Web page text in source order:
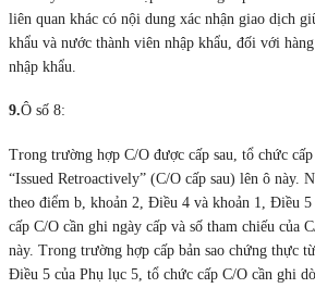
liên quan khác có nội dung xác nhận giao dịch
khẩu và nước thành viên nhập khẩu, đối với
nhập khẩu.
9.Ô số 8:
Trong trường hợp C/O được cấp sau, tổ chức
“Issued Retroactively” (C/O cấp sau) lên ô này.
theo điểm b, khoản 2, Điều 4 và khoản 1, Điều
cấp C/O cần ghi ngày cấp và số tham chiếu của
này. Trong trường hợp cấp bản sao chứng thực
Điều 5 của Phụ lục 5, tổ chức cấp C/O cần ghi